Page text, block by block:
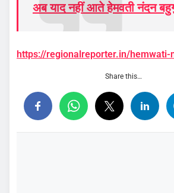
अब याद नहीं आते हेमवती नंदन
https://regionalreporter.in/
Share this…